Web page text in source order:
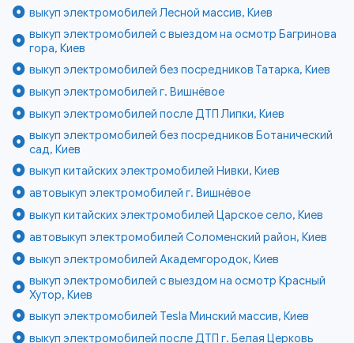
выкуп электромобилей Лесной массив, Киев
выкуп электромобилей с выездом на осмотр Багринова
гора, Киев
выкуп электромобилей без посредников Татарка, Киев
выкуп электромобилей г. Вишнёвое
выкуп электромобилей после ДТП Липки, Киев
выкуп электромобилей без посредников Ботанический
сад, Киев
выкуп китайских электромобилей Нивки, Киев
автовыкуп электромобилей г. Вишнёвое
выкуп китайских электромобилей Царское село, Киев
автовыкуп электромобилей Соломенский район, Киев
выкуп электромобилей Академгородок, Киев
выкуп электромобилей с выездом на осмотр Красный
Хутор, Киев
выкуп электромобилей Tesla Минский массив, Киев
выкуп электромобилей после ДТП г. Белая Церковь